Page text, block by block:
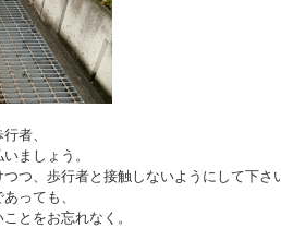
者、
ましょう。
つ、歩行者と接触しないようにして下さ
っても、
とをお忘れなく。